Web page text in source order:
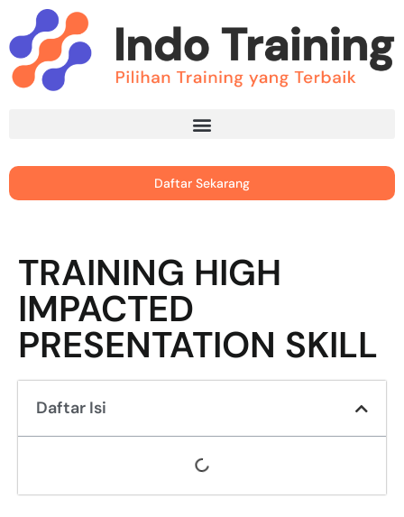
Daftar Sekarang
TRAINING HIGH
IMPACTED
PRESENTATION SKILL
Daftar Isi